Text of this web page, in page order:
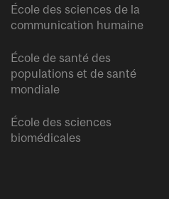
École des sciences de la
communication humaine
École de santé des
populations et de santé
mondiale
École des sciences
biomédicales